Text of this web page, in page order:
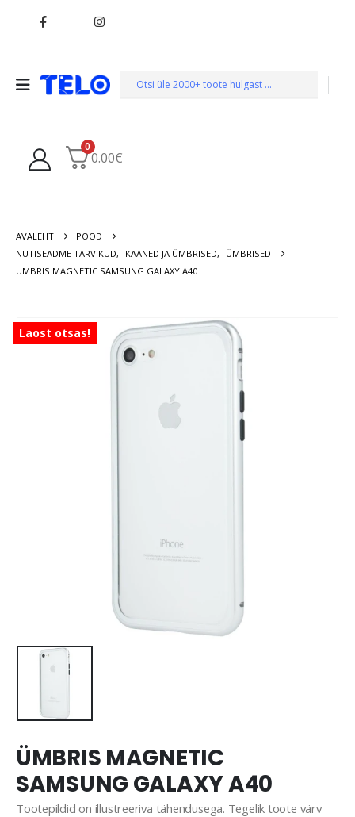
0
0.00€
AVALEHT
POOD
NUTISEADME TARVIKUD, KAANED JA ÜMBRISED,
ÜMBRISED
ÜMBRIS MAGNETIC SAMSUNG GALAXY A40
Laost otsas!
ÜMBRIS MAGNETIC
SAMSUNG GALAXY A40
Tootepildid on illustreeriva tähendusega. Tegelik toote värv